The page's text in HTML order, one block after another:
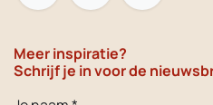
Meer inspiratie?
Schrijf je in voor de